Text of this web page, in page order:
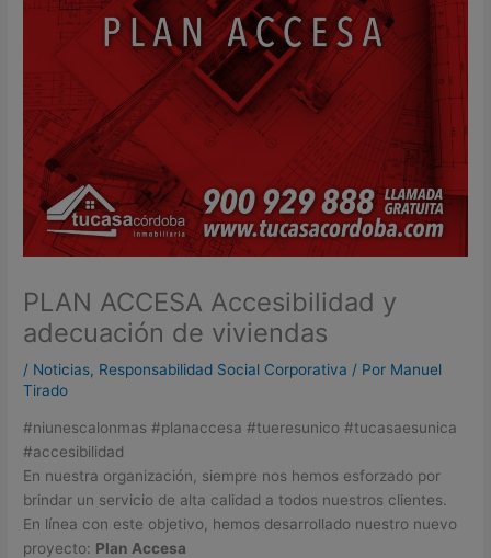
PLAN ACCESA Accesibilidad y
adecuación de viviendas
/ Noticias, Responsabilidad Social Corporativa / Por Manuel
Tirado
#niunescalonmas #planaccesa #tueresunico #tucasaesunica
#accesibilidad
En nuestra organización, siempre nos hemos esforzado por
brindar un servicio de alta calidad a todos nuestros clientes.
En línea con este objetivo, hemos desarrollado nuestro nuevo
proyecto: Plan Accesa